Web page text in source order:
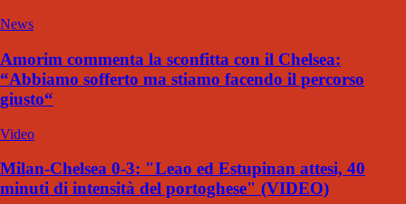
News
Amorim commenta la sconfitta con il Chelsea:
“Abbiamo sofferto ma stiamo facendo il percorso
giusto“
Video
Milan-Chelsea 0-3: "Leao ed Estupinan attesi, 40
minuti di intensità del portoghese" (VIDEO)